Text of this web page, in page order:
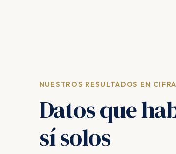
NUESTROS RESULTADOS EN
Datos que
sí solos